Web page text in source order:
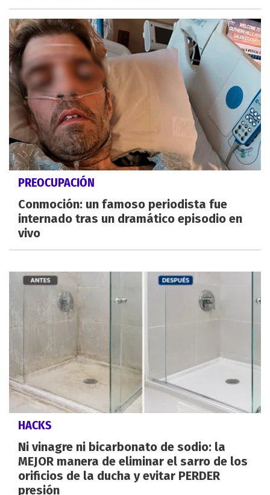
PREOCUPACIÓN
Conmoción: un famoso periodista fue
internado tras un dramático episodio en
vivo
HACKS
Ni vinagre ni bicarbonato de sodio: la
MEJOR manera de eliminar el sarro de los
orificios de la ducha y evitar PERDER
presión